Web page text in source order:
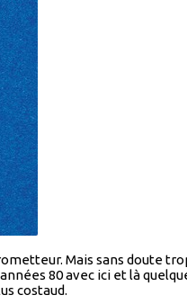
Mais sans doute
80 avec ici et là
costaud.